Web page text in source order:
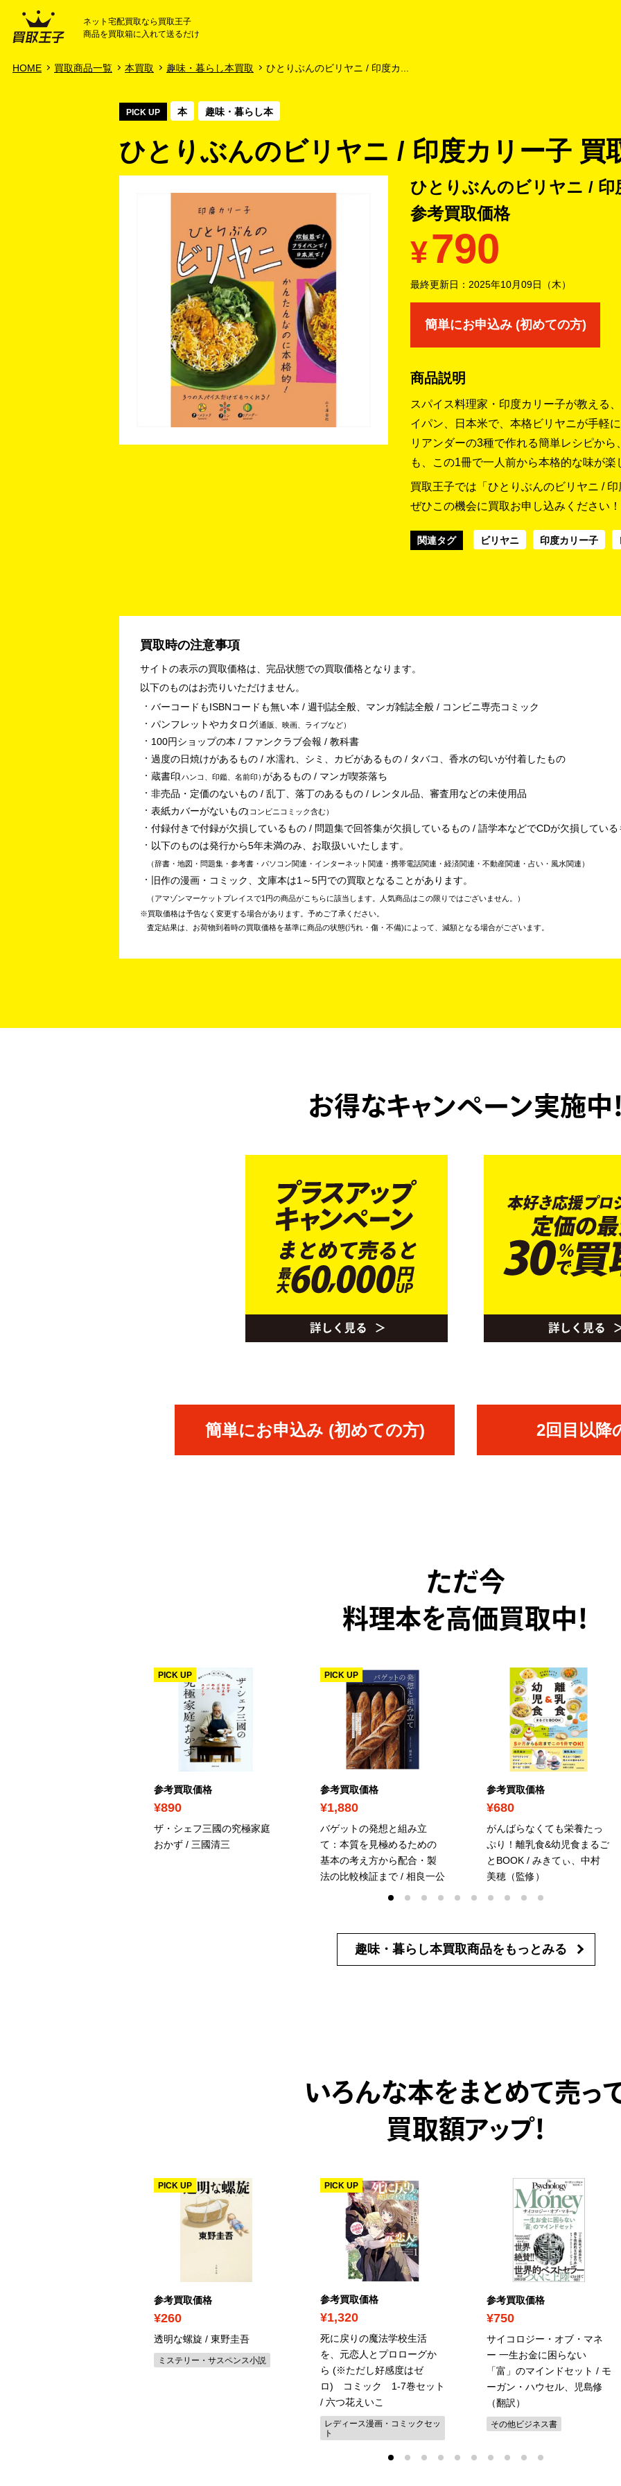
HOME
ネット宅配買取なら買取王子
商品を買取箱に入れて送るだけ
HOME 買取商品一覧 本買取 趣味・暮らし本買取 ひとりぶんのビリヤニ / 印度カ...
PICK UP 本 趣味・暮らし本
ひとりぶんのビリヤニ / 印度カリー子 買
ひとりぶんのビリヤニ / 印
参考買取価格
¥790
最終更新日： 2025年10月09日（木）
簡単にお申込み (初めての方)
商品説明
スパイス料理家・印度カリー子が教える
イパン、日本米で、本格ビリヤニが手軽
リアンダーの3種で作れる簡単レシピか
も、この1冊で一人前から本格的な味が楽
買取王子では「ひとりぶんのビリヤニ /
ぜひこの機会に買取お申し込みください！
関連タグ ビリヤニ 印度カリー子
買取時の注意事項
サイトの表示の買取価格は、完品状態での買取価格となります。
以下のものはお売りいただけません。
バーコードもISBNコードも無い本 / 週刊誌全般、マンガ雑誌全般 / コンビニ専売コミック
パンフレットやカタログ 通販、映画、ライブなど
100円ショップの本 / ファンクラブ会報 / 教科書
過度の日焼けがあるもの / 水濡れ、シミ、カビがあるもの / タバコ、香水の匂いが付着したもの
蔵書印 ハンコ、印鑑、名前印
があるもの / マンガ喫茶落ち
非売品・定価のないもの / 乱丁、落丁のあるもの / レンタル品、審査用などの未使用品
表紙カバーがないもの コンビニコミック含む
付録付きで付録が欠損しているもの / 問題集で回答集が欠損しているもの / 語学本などでCDが欠損してい
以下のものは発行から5年未満のみ、お取扱いいたします。
辞書・地図・問題集・参考書・パソコン関連・インターネット関連・携帯電話関連・経済関連・不動産関連・占い・風水関連
旧作の漫画・コミック、文庫本は1～5円での買取となることがあります。
アマゾンマーケットプレイスで1円の商品がこちらに該当します。人気商品はこの限りではございません。
買取価格は予告なく変更する場合があります。予めご了承ください。
査定結果は、お荷物到着時の買取価格を基準に商品の状態(汚れ・傷・不備)によって、減額となる場合がございます。
お得なキャンペーン実施中
簡単にお申込み (初めての方) 2回目以降
ただ今
料理本を高価買取中！
参考買取価格
¥890
PICK UP
ザ・シェフ三國の究極家庭
おかず / 三國清三
参考買取価格
¥1,880
PICK UP
バゲットの発想と組み立
て：本質を見極めるための
基本の考え方から配合・製
法の比較検証まで / 相良一公
参考買取価格
¥680
がんばらなくても栄養たっ
ぷり！離乳食&幼児食まるご
とBOOK / みきてぃ、中村
美穂（監修）
趣味・暮らし本買取商品を もっとみる
いろんな本をまとめて売っ
買取額アップ！
参考買取価格
¥260
PICK UP
透明な螺旋 / 東野圭吾
ミステリー・サスペンス小説
参考買取価格
¥1,320
PICK UP
死に戻りの魔法学校生活
を、元恋人とプロローグか
ら (※ただし好感度はゼ
ロ) コミック 1-7巻セット
/ 六つ花えいこ
レディース漫画・コミックセッ
ト
参考買取価格
¥750
サイコロジー・オブ・マネ
ー 一生お金に困らない
「富」のマインドセット / モ
ーガン・ハウセル、児島修
（翻訳）
その他ビジネス書